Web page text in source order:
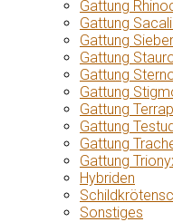
Gattung
Gattung
Gattung
Gattung
Gattung
Gattung
Gattung
Gattung
Gattung
Gattung
Hybriden
Sonstiges